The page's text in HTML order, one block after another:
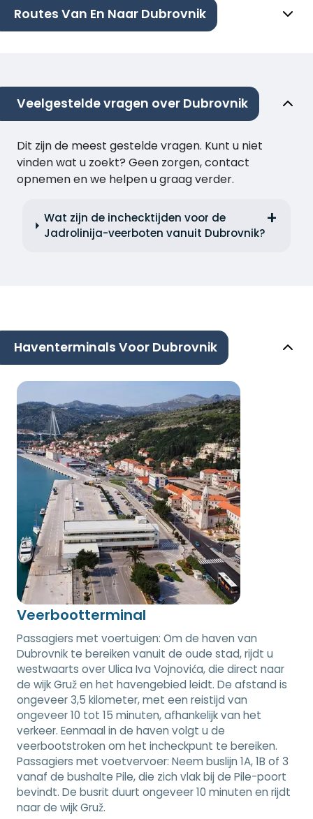
Routes Van En Naar Dubrovnik
Veelgestelde vragen over Dubrovnik
Dit zijn de meest gestelde vragen. Kunt u niet
vinden wat u zoekt? Geen zorgen, contact
opnemen en we helpen u graag verder.
Wat zijn de inchecktijden voor de
Jadrolinija-veerboten vanuit Dubrovnik?
Haventerminals Voor Dubrovnik
Veerbootterminal
Passagiers met voertuigen: Om de haven van
Dubrovnik te bereiken vanuit de oude stad, rijdt u
westwaarts over Ulica Iva Vojnovića, die direct naar
de wijk Gruž en het havengebied leidt. De afstand is
ongeveer 3,5 kilometer, met een reistijd van
ongeveer 10 tot 15 minuten, afhankelijk van het
verkeer. Eenmaal in de haven volgt u de
veerbootstroken om het incheckpunt te bereiken.
Passagiers met voetvervoer: Neem buslijn 1A, 1B of 3
vanaf de bushalte Pile, die zich vlak bij de Pile-poort
bevindt. De busrit duurt ongeveer 10 minuten en rijdt
naar de wijk Gruž.